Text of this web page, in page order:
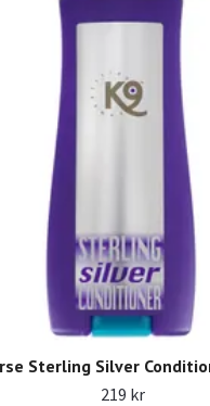
Sterling Silver
219 kr